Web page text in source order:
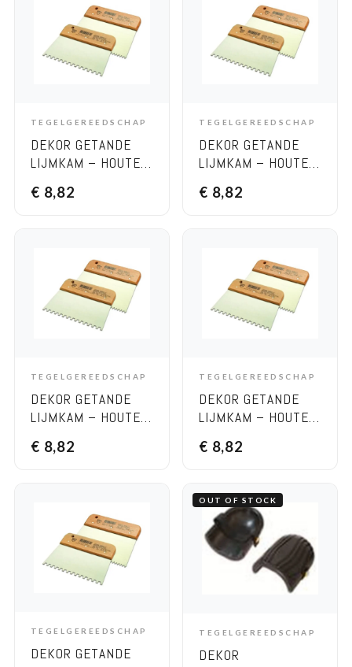
ADD TO CART
TEGELGEREEDSCHAP
DEKOR GETANDE
LIJMKAM – HOUTEN
170 MM 10×10 RVS
€ 8,82
ADD TO CART
TEGELGEREEDSCHAP
DEKOR GETANDE
LIJMKAM – HOUTEN
170 MM 4×4 RVS
€ 8,82
ADD TO CART
TEGELGEREEDSCHAP
DEKOR GETANDE
LIJMKAM – HOUTEN
170 MM 6×6 RVS
€ 8,82
ADD TO CART
TEGELGEREEDSCHAP
DEKOR GETANDE
LIJMKAM – HOUTEN
170 MM 8×8 RVS
€ 8,82
ADD TO CART
TEGELGEREEDSCHAP
DEKOR GETANDE
OUT OF STOCK
OPTIONS
TEGELGEREEDSCHAP
DEKOR